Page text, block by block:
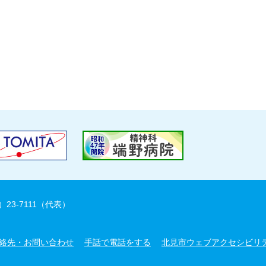
7111（代表）
先・お問い合わせ 手話で電話をする 北見市ウェブアクセシビリ